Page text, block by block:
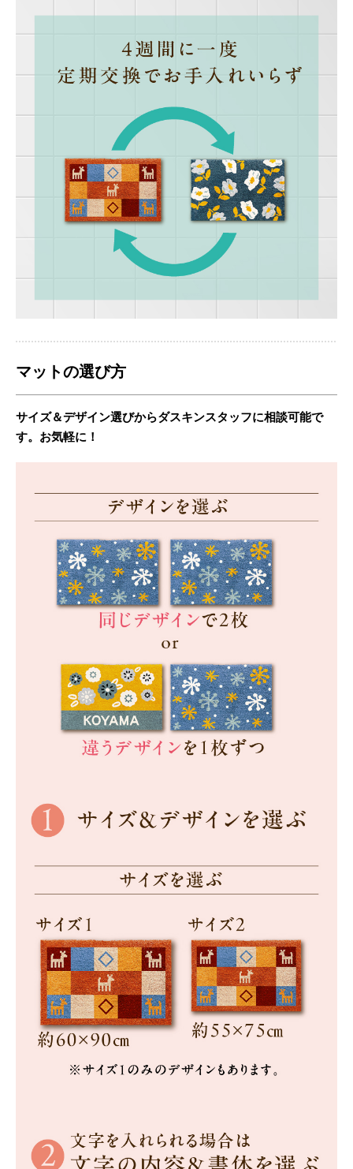
マットの選び方
サイズ＆デザイン選びからダスキンスタッフに相談可能で
す。お気軽に！